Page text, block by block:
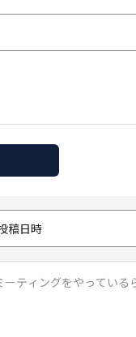
稿日時
ティングをやっている